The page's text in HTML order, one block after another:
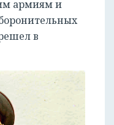
армиям и
в